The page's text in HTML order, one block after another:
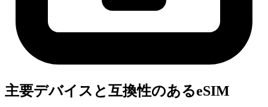
主要デバイスと互換性のあるeSIM